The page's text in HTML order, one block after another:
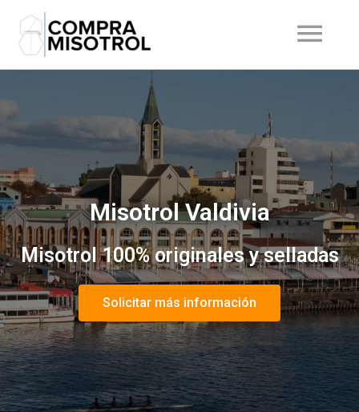
Misotrol Valdivia
Misotrol 100% originales y selladas
Solicitar más información